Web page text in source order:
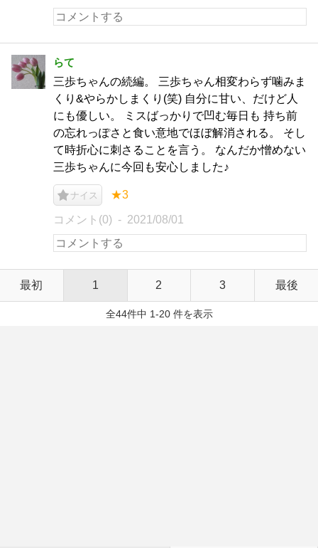
らて
三歩ちゃんの続編。 三歩ちゃん相変わらず噛みま
くり&やらかしまくり(笑) 自分に甘い、だけど人
にも優しい。 ミスばっかりで凹む毎日も 持ち前
の忘れっぽさと食い意地でほぼ解消される。 そし
て時折心に刺さることを言う。 なんだか憎めない
三歩ちゃんに今回も安心しました♪
ナイス ★3
コメント(0) 2021/08/01
最初 1 2 3 最後
全44件中 1-20 件を表示